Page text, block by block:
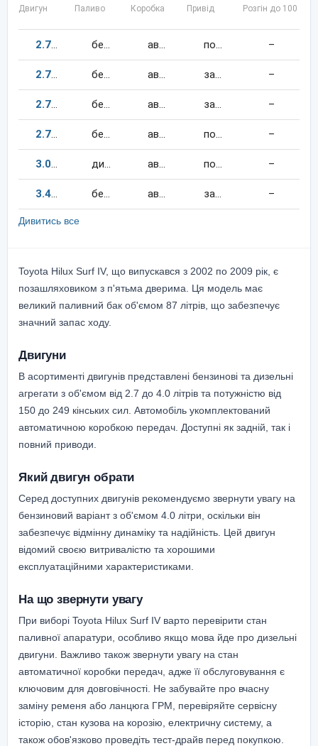
Двигун Паливо Коробка Привід Розгін до 100 км/
2.7150 бензин автомат повний –
2.7163 бензин автомат задній –
2.7150 бензин автомат задній –
2.7163 бензин автомат повний –
3.0170 дизель автомат повний –
3.4185 бензин автомат задній –
Дивитись все
Toyota Hilux Surf IV, що випускався з 2002 по 2009 рік, є
позашляховиком з п'ятьма дверима. Ця модель має
великий паливний бак об'ємом 87 літрів, що забезпечує
значний запас ходу.
Двигуни
В асортименті двигунів представлені бензинові та дизельні
агрегати з об'ємом від 2.7 до 4.0 літрів та потужністю від
150 до 249 кінських сил. Автомобіль укомплектований
автоматичною коробкою передач. Доступні як задній, так і
повний приводи.
Який двигун обрати
Серед доступних двигунів рекомендуємо звернути увагу на
бензиновий варіант з об'ємом 4.0 літри, оскільки він
забезпечує відмінну динаміку та надійність. Цей двигун
відомий своєю витривалістю та хорошими
експлуатаційними характеристиками.
На що звернути увагу
При виборі Toyota Hilux Surf IV варто перевірити стан
паливної апаратури, особливо якщо мова йде про дизельні
двигуни. Важливо також звернути увагу на стан
автоматичної коробки передач, адже її обслуговування є
ключовим для довговічності. Не забувайте про вчасну
заміну ременя або ланцюга ГРМ, перевіряйте сервісну
історію, стан кузова на корозію, електричну систему, а
також обов'язково проведіть тест-драйв перед покупкою.